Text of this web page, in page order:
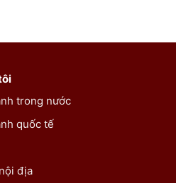
trong nước
quốc tế
địa